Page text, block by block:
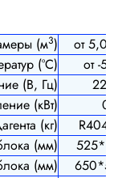
(м3)
от 5,0
(°С)
от -5
(В, Гц)
(кВт)
(кг)
(мм)
(мм)